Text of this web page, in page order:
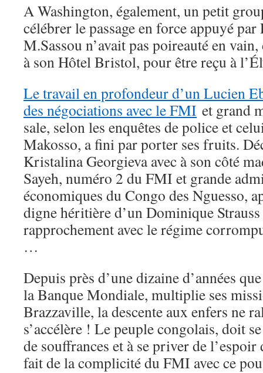
A Washington, également, un petit
célébrer le passage en force appuyé
M.Sassou n’avait pas poireauté en
à son Hôtel Bristol, pour être reçu à
Le travail en profondeur d’un Lucien
des négociations avec le FMI et grand
sale, selon les enquêtes de police et
Makosso, a fini par porter ses fruits.
Kristalina Georgieva avec à son côté
Sayeh, numéro 2 du FMI et grande
économiques du Congo des Nguesso,
digne héritière d’un Dominique
rapprochement avec le régime
…
Depuis près d’une dizaine d’années
la Banque Mondiale, multiplie ses
Brazzaville, la descente aux enfers ne
s’accélère ! Le peuple congolais, doit
de souffrances et à se priver de
fait de la complicité du FMI avec ce